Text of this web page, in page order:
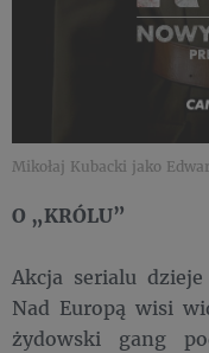
Mikołaj Kubacki jako
O „KRÓLU”
Akcja serialu
Nad Europą wisi
żydowski gang